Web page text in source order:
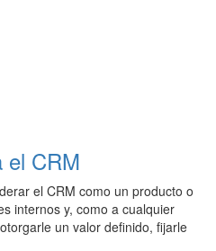
el CRM
el CRM como un producto o
internos y, como a cualquier
un valor definido, fijarle